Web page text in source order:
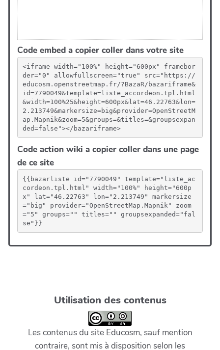
Code embed a copier coller dans votre site
<iframe width="100%" height="600px" framebor
der="0" allowfullscreen="true" src="https://
educosm.openstreetmap.fr/?BazaR/bazariframe&
id=7790049&template=liste_accordeon.tpl.html
&width=100%25&height=600px&lat=46.22763&lon=
2.213749&markersize=big&provider=OpenStreetM
ap.Mapnik&zoom=5&groups=&titles=&groupsexpan
ded=false"></bazariframe>
Code action wiki a copier coller dans une page
de ce site
{{bazarliste id="7790049" template="liste_ac
cordeon.tpl.html" width="100%" height="600p
x" lat="46.22763" lon="2.213749" markersize
="big" provider="OpenStreetMap.Mapnik" zoom
="5" groups="" titles="" groupsexpanded="fal
se"}}
Utilisation des contenus
Les contenus du site Educosm, sauf mention
contraire, sont mis à disposition selon les